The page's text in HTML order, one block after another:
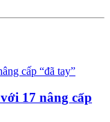
17 nâng cấp